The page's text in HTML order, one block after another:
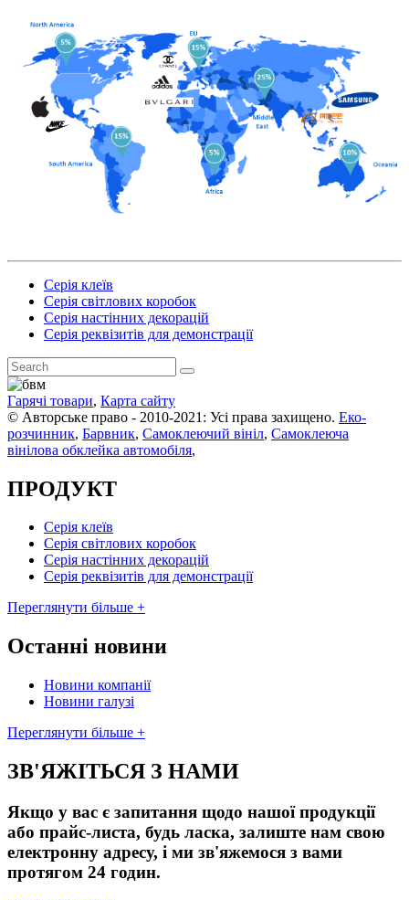
Серія клеїв
Серія світлових коробок
Серія настінних декорацій
Серія реквізитів для демонстрації
Гарячі товари, Карта сайту
© Авторське право - 2010-2021: Усі права захищено. Еко-
розчинник, Барвник, Самоклеючий вініл, Самоклеюча
вінілова обклейка автомобіля,
ПРОДУКТ
Серія клеїв
Серія світлових коробок
Серія настінних декорацій
Серія реквізитів для демонстрації
Переглянути більше +
Останні новини
Новини компанії
Новини галузі
Переглянути більше +
ЗВ'ЯЖІТЬСЯ З НАМИ
Якщо у вас є запитання щодо нашої продукції
або прайс-листа, будь ласка, залиште нам свою
електронну адресу, і ми зв'яжемося з вами
протягом 24 годин.